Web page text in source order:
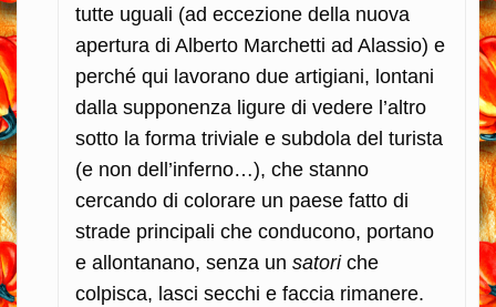
tutte uguali (ad eccezione della nuova
apertura di Alberto Marchetti ad Alassio) e
perché qui lavorano due artigiani, lontani
dalla supponenza ligure di vedere l’altro
sotto la forma triviale e subdola del turista
(e non dell’inferno…), che stanno
cercando di colorare un paese fatto di
strade principali che conducono, portano
e allontanano, senza un satoriche
colpisca, lasci secchi e faccia rimanere.